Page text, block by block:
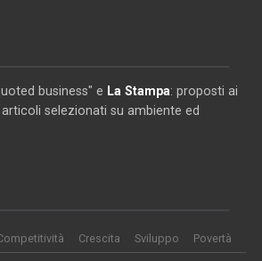
business" e La Stampa: proposti ai
selezionati su ambiente ed
Crescita Sviluppo Povertà